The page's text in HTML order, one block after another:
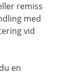
remiss
med
vid
en